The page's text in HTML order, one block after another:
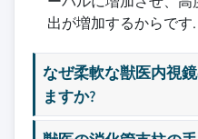
出が増加するからです.
なぜ柔軟な獣医内視
ますか?